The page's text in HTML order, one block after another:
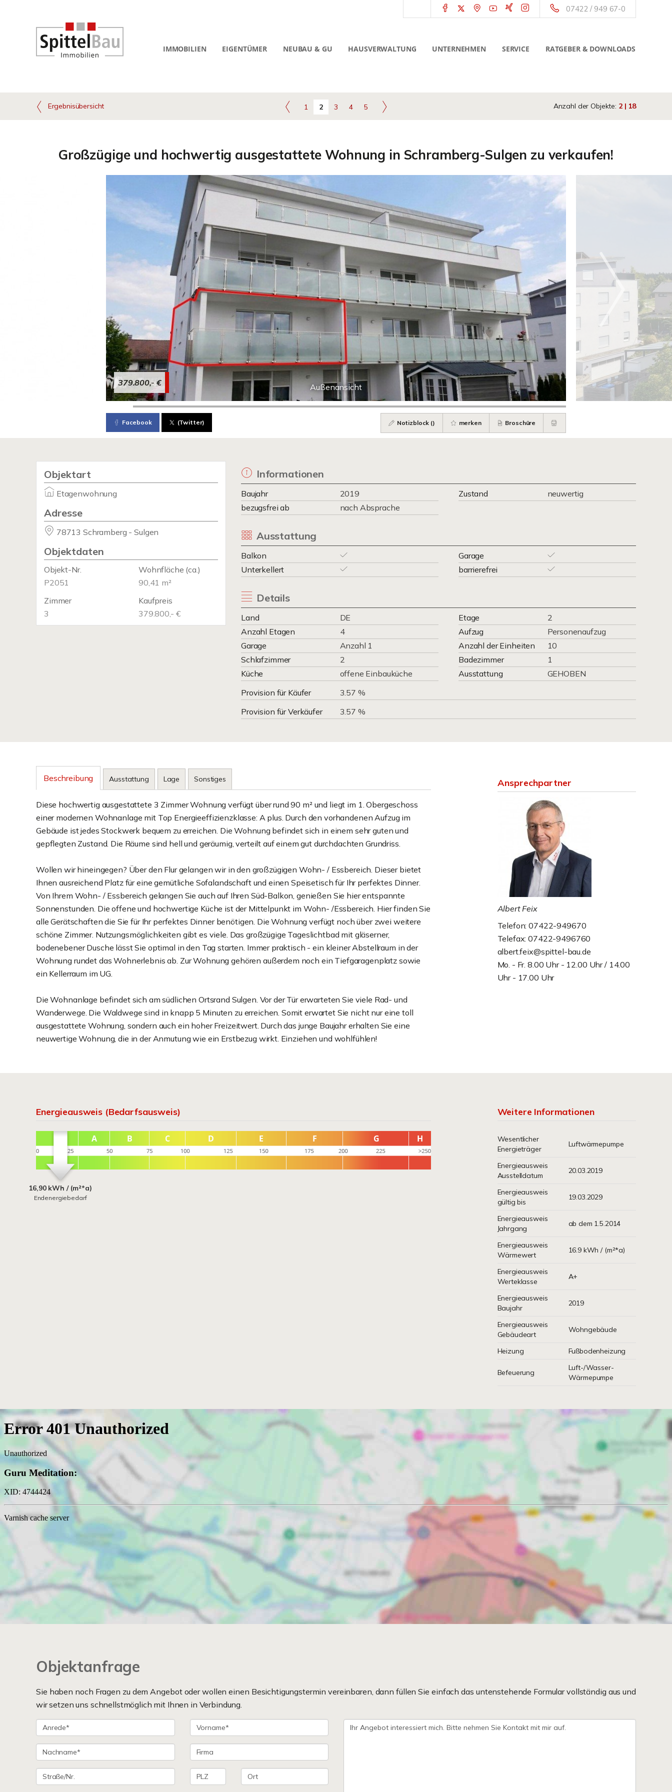
07422 / 949 67-0
IMMOBILIEN EIGENTÜMER NEUBAU & GU HAUSVERWALTUNG UNTERNEHMEN SERVICE RATGEBER & DOWNLOADS
Ergebnisübersicht 1 2 3 4 5 Anzahl der Objekte: 2 | 18
Großzügige und hochwertig ausgestattete Wohnung in Schramberg-Sulgen zu verkaufen!
Außenansicht
379.800,- €
Facebook (Twitter) Notizblock () merken Broschüre
Objektart
Etagenwohnung
Adresse
78713 Schramberg - Sulgen
Objektdaten
Objekt-Nr.
P2051
Wohnfläche (ca.)
90,41 m²
Zimmer
3
Kaufpreis
379.800,- €
Informationen
Baujahr 2019 Zustand
neuwertig
bezugsfrei ab
nach Absprache
Ausstattung
Balkon
Garage
Unterkellert
barrierefrei
Details
Land DE Etage
2
Anzahl Etagen
4 Aufzug
Personenaufzug
Garage
Anzahl 1 Anzahl der Einheiten
10
Schlafzimmer
2 Badezimmer
1
Küche
offene Einbauküche Ausstattung
GEHOBEN
Provision für Käufer
3.57 %
Provision für Verkäufer
3.57 %
Beschreibung Ausstattung Lage Sonstiges
Diese hochwertig ausgestattete 3 Zimmer Wohnung verfügt über rund 90 m² und liegt im 1. Obergeschoss
einer modernen Wohnanlage mit Top Energieeffizienzklasse: A plus. Durch den vorhandenen Aufzug im
Gebäude ist jedes Stockwerk bequem zu erreichen. Die Wohnung befindet sich in einem sehr guten und
gepflegten Zustand. Die Räume sind hell und geräumig, verteilt auf einem gut durchdachten Grundriss.
Wollen wir hineingegen? Über den Flur gelangen wir in den großzügigen Wohn- / Essbereich. Dieser bietet
Ihnen ausreichend Platz für eine gemütliche Sofalandschaft und einen Speisetisch für Ihr perfektes Dinner.
Von Ihrem Wohn- / Essbereich gelangen Sie auch auf Ihren Süd-Balkon, genießen Sie hier entspannte
Sonnenstunden. Die offene und hochwertige Küche ist der Mittelpunkt im Wohn- /Essbereich. Hier finden Sie
alle Gerätschaften die Sie für Ihr perfektes Dinner benötigen. Die Wohnung verfügt noch über zwei weitere
schöne Zimmer. Nutzungsmöglichkeiten gibt es viele. Das großzügige Tageslichtbad mit gläserner,
bodenebener Dusche lässt Sie optimal in den Tag starten. Immer praktisch - ein kleiner Abstellraum in der
Wohnung rundet das Wohnerlebnis ab. Zur Wohnung gehören außerdem noch ein Tiefgaragenplatz sowie
ein Kellerraum im UG.
Die Wohnanlage befindet sich am südlichen Ortsrand Sulgen. Vor der Tür erwarteten Sie viele Rad- und
Wanderwege. Die Waldwege sind in knapp 5 Minuten zu erreichen. Somit erwartet Sie nicht nur eine toll
ausgestattete Wohnung, sondern auch ein hoher Freizeitwert. Durch das junge Baujahr erhalten Sie eine
neuwertige Wohnung, die in der Anmutung wie ein Erstbezug wirkt. Einziehen und wohlfühlen!
Ansprechpartner
Albert Feix
Telefon: 07422-949670
Telefax: 07422-9496760
albert.feix@spittel-bau.de
Mo. - Fr. 8.00 Uhr - 12.00 Uhr / 14.00
Uhr - 17.00 Uhr
Energieausweis (Bedarfsausweis)
16,90 kWh / (m²*a)
Endenergiebedarf
Weitere Informationen
Wesentlicher
Energieträger
Luftwärmepumpe
Energieausweis
Ausstelldatum
20.03.2019
Energieausweis
gültig bis
19.03.2029
Energieausweis
Jahrgang
ab dem 1.5.2014
Energieausweis
Wärmewert
16.9 kWh / (m²*a)
Energieausweis
Werteklasse
A+
Energieausweis
Baujahr
2019
Energieausweis
Gebäudeart
Wohngebäude
Heizung Fußbodenheizung
Befeuerung
Luft-/Wasser-
Wärmepumpe
Objektanfrage
Sie haben noch Fragen zu dem Angebot oder wollen einen Besichtigungstermin vereinbaren, dann füllen Sie einfach das untenstehende Formular vollständig aus und
wir setzen uns schnellstmöglich mit Ihnen in Verbindung.